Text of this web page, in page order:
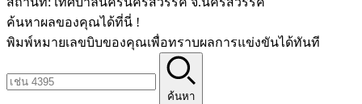
ค้นหาผลของคุณได้ที่นี่ !
พิมพ์หมายเลขบิบของคุณเพื่อทราบผลการแข่งขันได้ทันที
ค้นหา